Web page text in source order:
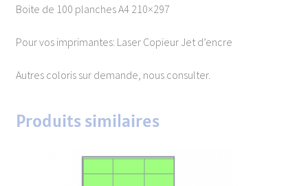
Boite de 100 planches A4 210×297
Pour vos imprimantes: Laser Copieur Jet d’encre
Autres coloris sur demande, nous consulter.
Produits similaires